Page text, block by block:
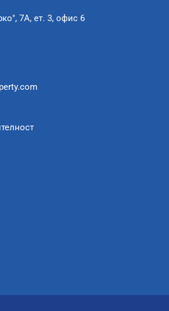
7А, ет. 3, офис 6